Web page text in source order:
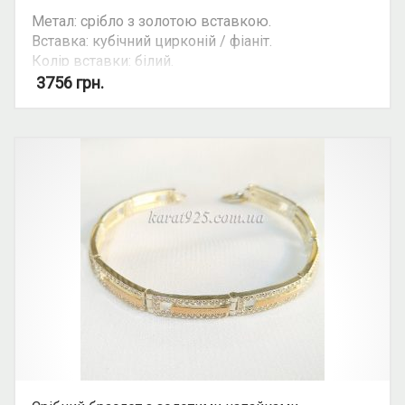
Метал: срібло з золотою вставкою.
Вставка: кубічний цирконій / фіаніт.
Колір вставки: білий.
3756 грн.